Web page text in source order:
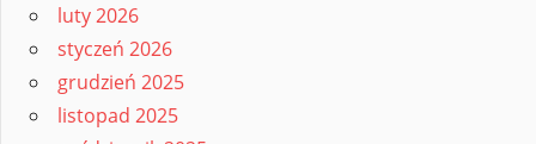
luty 2026
styczeń 2026
grudzień 2025
listopad 2025